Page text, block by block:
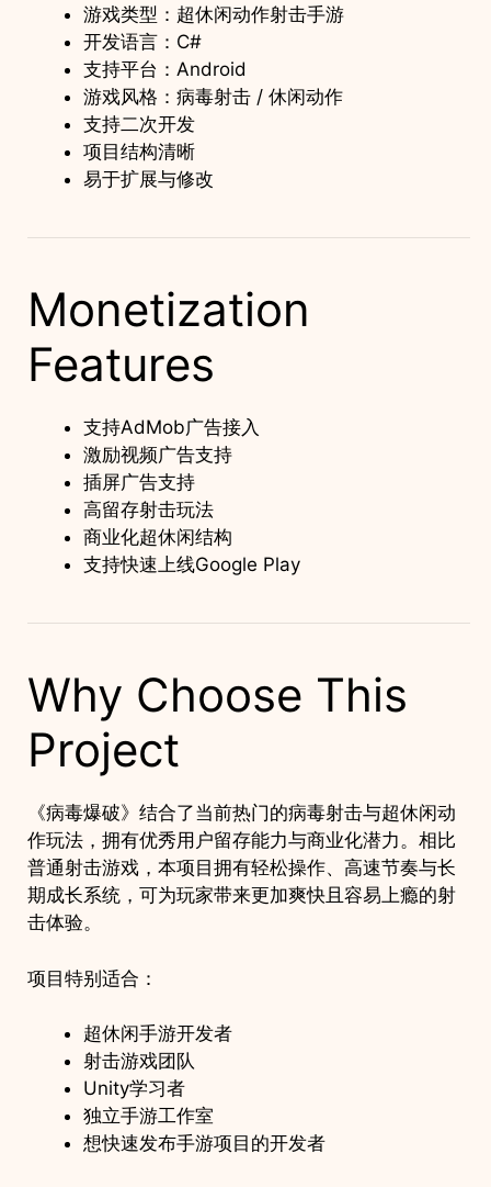
游戏类型：超休闲动作射击手游
开发语言：C#
支持平台：Android
游戏风格：病毒射击 / 休闲动作
支持二次开发
项目结构清晰
易于扩展与修改
Monetization
Features
支持AdMob广告接入
激励视频广告支持
插屏广告支持
高留存射击玩法
商业化超休闲结构
支持快速上线Google Play
Why Choose This
Project
《病毒爆破》结合了当前热门的病毒射击与超休闲动
作玩法，拥有优秀用户留存能力与商业化潜力。相比
普通射击游戏，本项目拥有轻松操作、高速节奏与长
期成长系统，可为玩家带来更加爽快且容易上瘾的射
击体验。
项目特别适合：
超休闲手游开发者
射击游戏团队
Unity学习者
独立手游工作室
想快速发布手游项目的开发者